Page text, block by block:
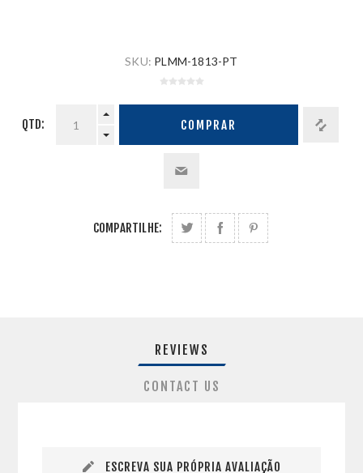
SKU: PLMM-1813-PT
QTD: COMPRAR
COMPARTILHE:
REVIEWS
CONTACT US
ESCREVA SUA PRÓPRIA AVALIAÇÃO